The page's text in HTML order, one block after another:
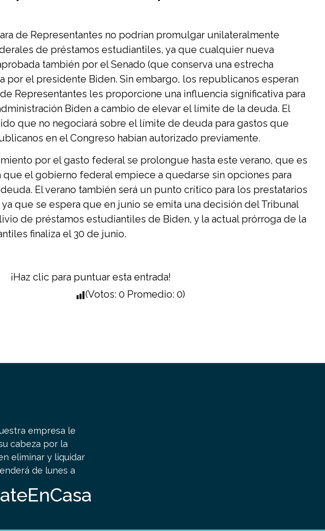
de Representantes no podrían promulgar unilateralmente
de préstamos estudiantiles, ya que cualquier nueva
también por el Senado (que conserva una estrecha
por el presidente Biden. Sin embargo, los republicanos esperan
Representantes les proporcione una influencia significativa para
Biden a cambio de elevar el límite de la deuda. El
que no negociará sobre el límite de deuda para gastos que
en el Congreso habían autorizado previamente.
por el gasto federal se prolongue hasta este verano, que es
el gobierno federal empiece a quedarse sin opciones para
El verano también será un punto crítico para los prestatarios
que se espera que en junio se emita una decisión del Tribunal
de préstamos estudiantiles de Biden, y la actual prórroga de la
finaliza el 30 de junio.
¡Haz clic para puntuar esta entrada!
(Votos: 0 Promedio: 0)
empresa le
cabeza por la
eliminar y liquidar
de lunes a